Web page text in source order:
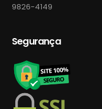
9826-4149
Segurança